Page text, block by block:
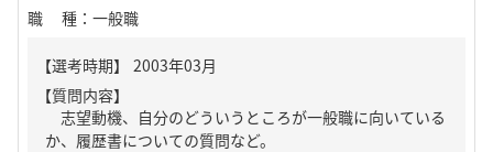
職種 ： 一般職
【質問内容】
志望動機、自分のどういうところが一般職に向いている
か、履歴書についての質問など。